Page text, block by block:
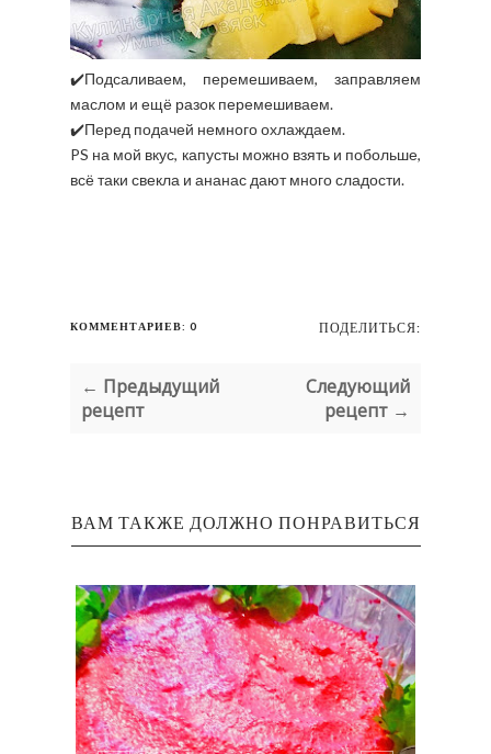
✔️Подсаливаем, перемешиваем, заправляем
маслом и ещё разок перемешиваем.
✔️Перед подачей немного охлаждаем.
PS на мой вкус, капусты можно взять и побольше,
всё таки свекла и ананас дают много сладости.
КОММЕНТАРИЕВ: 0 ПОДЕЛИТЬСЯ:
← Предыдущий
рецепт
Следующий
рецепт →
ВАМ ТАКЖЕ ДОЛЖНО ПОНРАВИТЬСЯ